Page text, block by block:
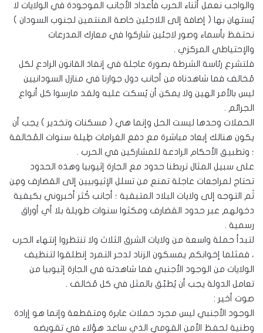
والواجب نعمل أثناء الحرب فأعداد الأجانب الموجودة في الولايات لا
يُستهان بها ( إضافة إلى اللاجئين خاصة المنتمين لجنوب السودان )
نحتفظ بأسماء وصور لاجئين شاركوا في معارك المدرعات
والإحتياطي المركزي .
فلتشرع رئاسة الشرطة بصورة عاجلة في إنفاذ القانون الرادع لكل
مُخالف فما شاهدناه من أجانب دول جوارنا في منازل السودانيين
ليس بالأمر الهين ولا يمكن أن يُسكت عليه ولقد مارسوا كل أنواع
الجرائم .
الحملات وحدها ليست الحل وإنما هي ( مسكنات وتخدير ) يجب أن
يكون هنالك إبعاد مباشرة مع دفع الغرامات طِيلة سنوات المُخالفة
؛ وتطبيق الأحكام الرادعة للمشاركين في الحرب .
على سبيل المثال تربطنا حدود مع الجارة إثيوبيا وهذه الحدود
تحتاج لمراجعات عاجلة تمنع من تسلل الإثيوبيين إلى القضارف ومِن
ثَم التوجه إلى ولايات البلاد المتبقية ؛ أجانب كُثر أخبروني بكيفية
دخولهم عبر حدود القضارف ومكثوا سنوات طويلة بلا أي أوراق
رسمية .
لتبدأ حملة واسعة من ولايات الشرق الثلاث ولا تنتظروا إنتهاء الحرب
، فمثلما إخوانكم يمسكون الزناد لدحر التمرد إنطلقوا لتنظيف
الولايات من الوجود الأجنبي فما شاهدته في الجارة إثيوبيا من
تعامل الدولة يجب أن يُطبّق بالمثل في كل مُخالف .
صوت أخير :
الوجود الأجنبي ليس مجرد حملات عابرة ومتقطعة وإنما هو إرادة
وطنية لحفظ الأمن القومي الذي ساعد هؤلاء في تقويضه